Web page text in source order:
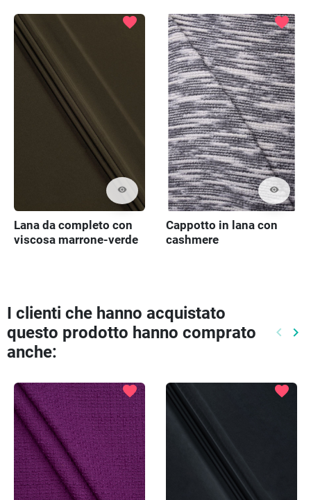
visibility
favorite
Lana da completo con
viscosa marrone-verde
visibility
favorite
Cappotto in lana con
cashmere
I clienti che hanno acquistato
questo prodotto hanno comprato
anche:
keyboard_arrow_left keyboard_arrow_right
favorite favorite